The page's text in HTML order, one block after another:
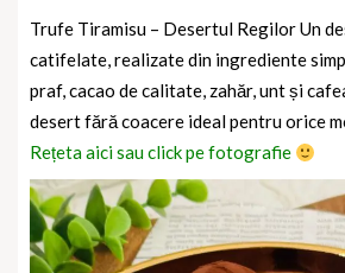
Trufe Tiramisu – Desertul Regilor Un
catifelate, realizate din ingrediente
praf, cacao de calitate, zahăr, unt și
desert fără coacere ideal pentru orice
Rețeta aici sau click pe fotografie